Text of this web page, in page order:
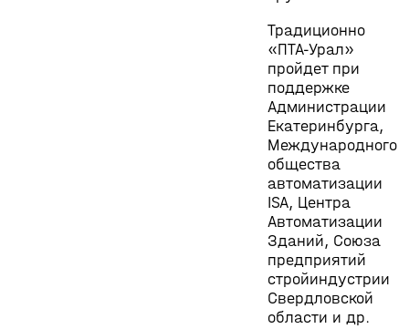
Традиционно
«ПТА-Урал»
пройдет при
поддержке
Администрации
Екатеринбурга,
Международного
общества
автоматизации
ISA, Центра
Автоматизации
Зданий, Союза
предприятий
стройиндустрии
Свердловской
области и др.